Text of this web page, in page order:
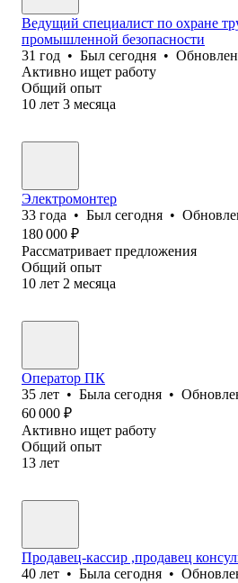
Ведущий специалист по охране
промышленной безопасности
31 год • Был сегодня •
Активно ищет работу
Общий опыт
10 лет 3 месяца
Электромонтер
33 года • Был сегодня •
180 000 ₽
Рассматривает предложения
Общий опыт
10 лет 2 месяца
Оператор ПК
35 лет • Была сегодня •
60 000 ₽
Активно ищет работу
Общий опыт
13 лет
Продавец-кассир ,продавец
40 лет • Была сегодня •